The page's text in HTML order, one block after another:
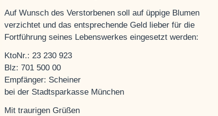
Auf Wunsch des Verstorbenen soll auf üppige Blumen
verzichtet und das entsprechende Geld lieber für die
Fortführung seines Lebenswerkes eingesetzt werden:
KtoNr.: 23 230 923
Blz: 701 500 00
Empfänger: Scheiner
bei der Stadtsparkasse München
Mit traurigen Grüßen